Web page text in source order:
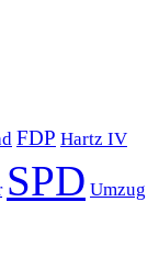
FDP Hartz IV
SPD Umzug